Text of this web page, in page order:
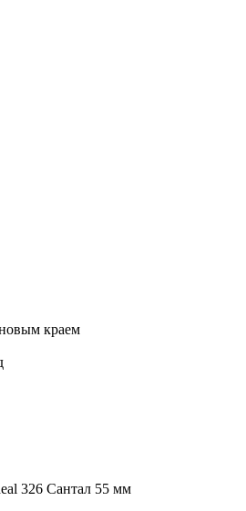
краем
326 Сантал 55 мм